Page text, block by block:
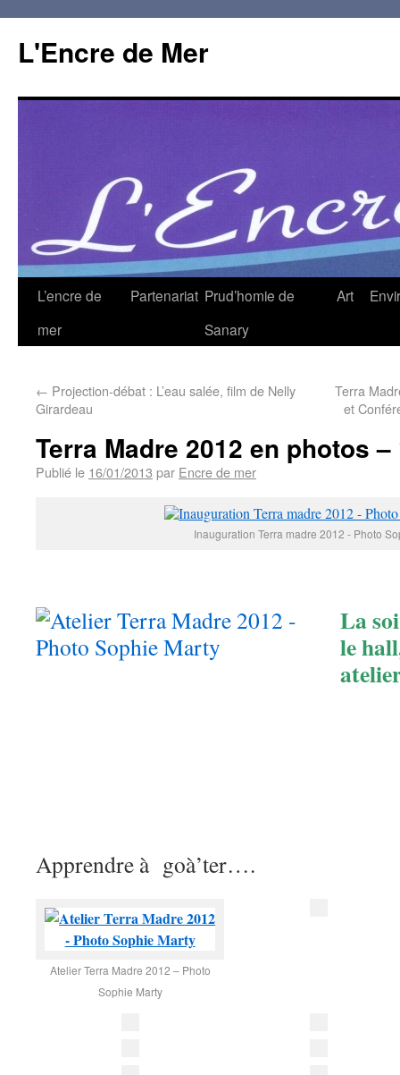
L'Encre de Mer
L’encre de
mer
Partenariat Prud’homie de
Sanary
Art
← Projection-débat : L’eau salée, film de Nelly
Girardeau
Terra
et
Terra Madre 2012 en photos
Publié le 16/01/2013 par Encre de mer
Inauguration Terra madre 2012 - Photo
La
le
Apprendre à goà’ter….
Atelier Terra Madre 2012 – Photo
Sophie Marty